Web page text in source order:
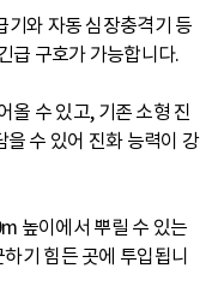
기와 자동 심장충격기 등
급 구호가 가능합니다.
올 수 있고, 기존 소형 진
수 있어 진화 능력이 강
높이에서 뿌릴 수 있는
기 힘든 곳에 투입됩니